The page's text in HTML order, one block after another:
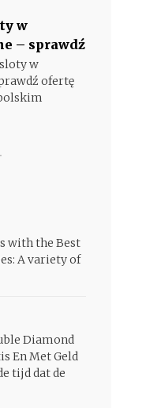
w
– sprawdź
w
ofertę
with the Best
A variety of
Diamond
En Met Geld
tijd dat de